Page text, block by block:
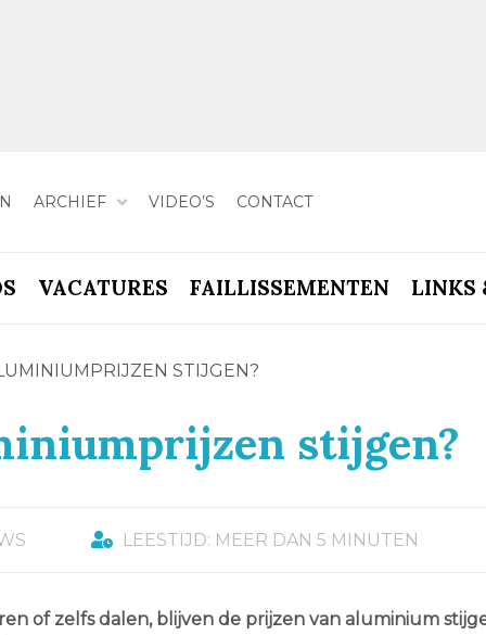
ARCHIEF VIDEO’S CONTACT
VACATURES FAILLISSEMENTEN LINKS
STIJGEN?
stijgen?
LEESTIJD: MEER DAN 5 MINUTEN
of zelfs dalen, blijven de prijzen van aluminium